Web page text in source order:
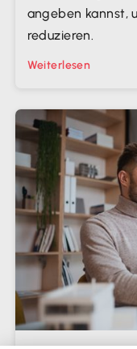
angeben kannst,
reduzieren.
Weiterlesen